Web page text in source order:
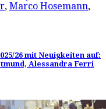
, Marco Hosemann,
26 mit Neuigkeiten auf:
Alessandra Ferri